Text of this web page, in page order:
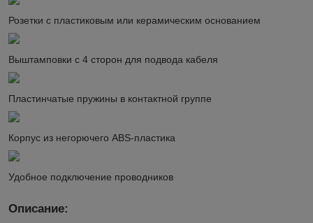
Розетки с пластиковым или керамическим основанием
Выштамповки с 4 сторон для подвода кабеля
Пластинчатые пружины в контактной группе
Корпус из негорючего ABS-пластика
Удобное подключение проводников
Описание: